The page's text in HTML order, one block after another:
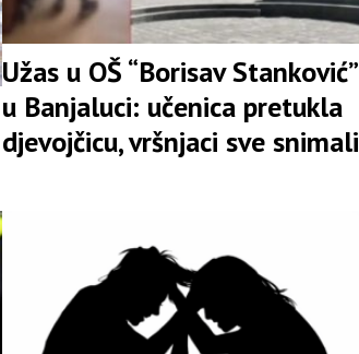
Užas u OŠ “Borisav Stanković”
u Banjaluci: učenica pretukla
djevojčicu, vršnjaci sve snimali